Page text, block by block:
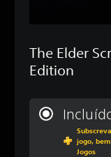
The Elder
Edition
jogo,
Jogos